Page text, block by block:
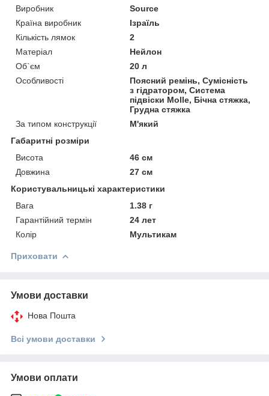
Виробник
Source
Країна виробник
Ізраїль
Кількість лямок
2
Матеріал
Нейлон
Об`єм
20 л
Особливості
Поясний ремінь, Сумісність
з гідратором, Система
підвіски Molle, Бічна стяжка,
Грудна стяжка
За типом конструкції
М'який
Габаритні розміри
Висота
46 см
Довжина
27 см
Користувальницькі характеристики
Вага
1.38 г
Гарантійний термін
24 лет
Колір
Мультикам
Приховати
Умови доставки
Нова Пошта
Всі умови доставки
Умови оплати